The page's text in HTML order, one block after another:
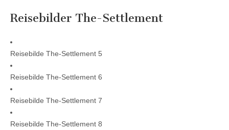
Reisebilder The-Settlement
Reisebilde The-Settlement 5
Reisebilde The-Settlement 6
Reisebilde The-Settlement 7
Reisebilde The-Settlement 8